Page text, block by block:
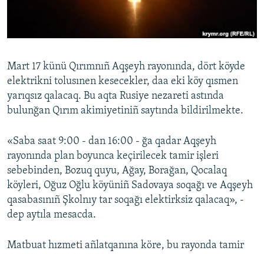
Українською
QOŞULIÑIZ!
Mart 17 künü Qırımnıñ Aqşeyh rayonında, dört köyde
elektrikni tolusınen kesecekler, daa eki köy qısmen
yarıqsız qalacaq. Bu aqta Rusiye nezareti astında
bulunğan Qırım akimiyetiniñ saytında bildirilmekte.
«Saba saat 9:00 - dan 16:00 - ğa qadar Aqşeyh
rayonında plan boyunca keçirilecek tamir işleri
sebebinden, Bozuq quyu, Ağay, Borağan, Qocalaq
köyleri, Oğuz Oğlu köyüniñ Sadovaya soqağı ve Aqşeyh
qasabasınıñ Şkolnıy tar soqağı elektirksiz qalacaq», -
dep aytıla mesacda.
Matbuat hızmeti añlatqanına köre, bu rayonda tamir